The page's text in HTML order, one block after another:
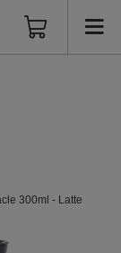
300ml - Latte